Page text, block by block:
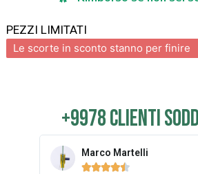
PEZZI LIMITATI
Le scorte in sconto stanno per finire
+9978 clienti
Marco Martelli
